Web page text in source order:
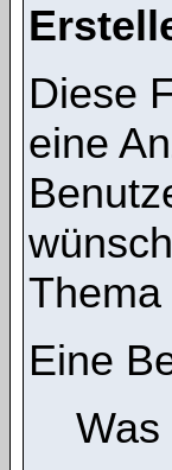
Diese
eine
Thema
Eine
Was